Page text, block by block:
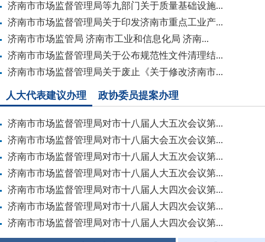
济南市市场监督管理局等九部门关于质量基础设施...
济南市市场监督管理局关于印发济南市重点工业产...
济南市市场监管局 济南市工业和信息化局 济南...
济南市市场监督管理局关于公布规范性文件清理结...
济南市市场监督管理局关于废止《关于修改济南市...
人大代表建议办理 政协委员提案办理
济南市市场监督管理局对市十八届人大五次会议第...
济南市市场监督管理局对市十八届大会五次会议第...
济南市市场监督管理局对市十八届人大五次会议第...
济南市市场监督管理局对市十八届人大五次会议第...
济南市市场监督管理局对市十八届人大四次会议第...
济南市市场监督管理局对市十八届人大四次会议第...
济南市市场监督管理局对市十八届人大四次会议第...